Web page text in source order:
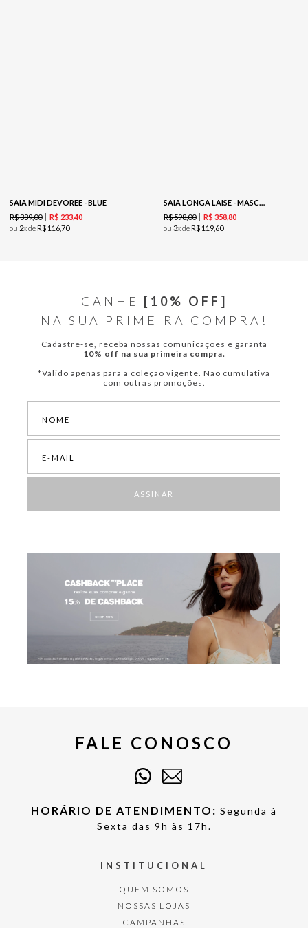
SAIA MIDI DEVOREE - BLUE
R$389,00 R$ 23340
ou 2x deR$ 11670
SAIA LONGA LAISE - MASCAVO
R$598,00 R$ 35880
ou 3x deR$ 119 60
GANHE
[10% OFF]
NA SUA PRIMEIRA COMPRA!
Cadastre-se, receba nossas comunicações e garanta
10% off na sua primeira compra.
*Válido apenas para a coleção vigente. Não cumulativa
com outras promoções.
ASSINAR
FALE CONOSCO
HORÁRIO DE ATENDIMENTO: Segunda à
Sexta das 9h às 17h.
INSTITUCIONAL
QUEM SOMOS
NOSSAS LOJAS
CAMPANHAS